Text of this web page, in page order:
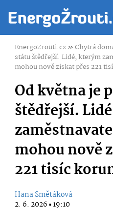
EnergoZrouti.cz»Chytrá
státu štědřejší. Lidé, kterým
mohou nově získat přes 221
Od května je
štědřejší.
mohou nově
221 tisíc
Hana Smětáková
2. 6. 2026 ▪ 19:10